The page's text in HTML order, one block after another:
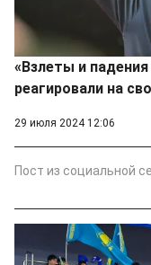
«Взлеты и
реагировали на
29 июля 2024 12:06
Пост из социальной